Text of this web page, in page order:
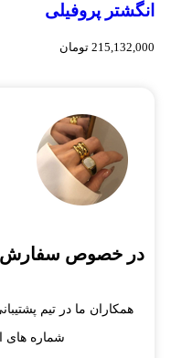
انگشتر پروفیلی
215,132,000 تومان
در خصوص سفارش
همکاران ما در تیم
شماره های